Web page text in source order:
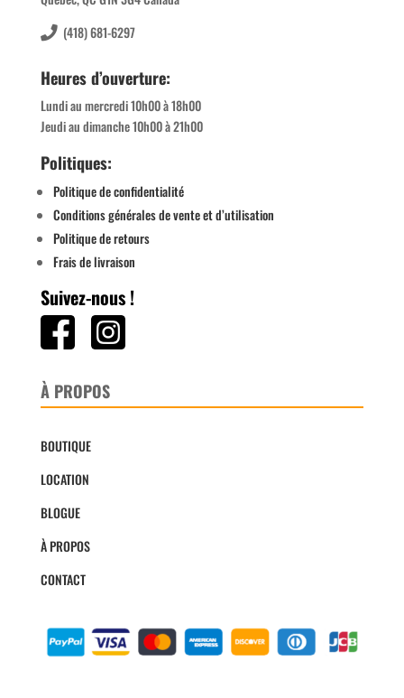
(418) 681-6297
Heures d’ouverture:
Lundi au mercredi 10h00 à 18h00
Jeudi au dimanche 10h00 à 21h00
Politiques:
Politique de confidentialité
Conditions générales de vente et d’utilisation
Politique de retours
Frais de livraison
Suivez-nous !
À PROPOS
BOUTIQUE
LOCATION
BLOGUE
À PROPOS
CONTACT